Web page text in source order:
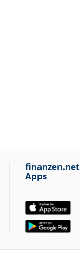
finanzen.net
Apps